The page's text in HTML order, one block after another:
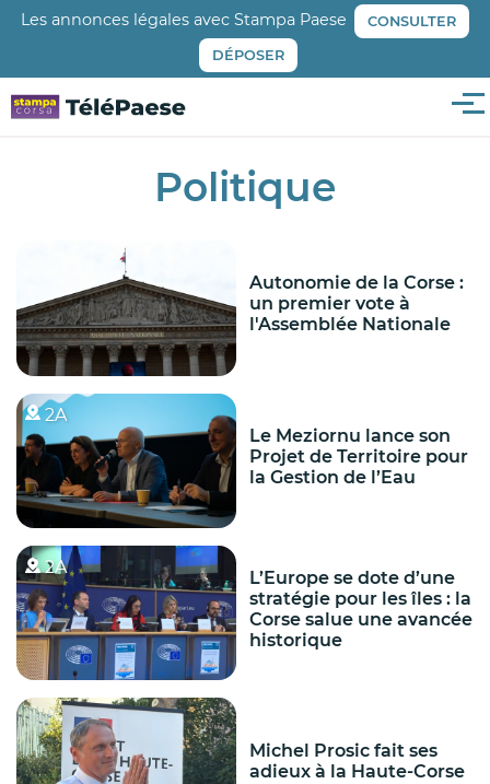
Aller
principal
Les annonces légales avec Stampa Paese CONSULTER
DÉPOSER
Politique
Autonomie de la Corse :
un premier vote à
l'Assemblée Nationale
2A
Le Meziornu lance son
Projet de Territoire pour
la Gestion de l’Eau
2A
L’Europe se dote d’une
stratégie pour les îles : la
Corse salue une avancée
historique
Michel Prosic fait ses
adieux à la Haute-Corse